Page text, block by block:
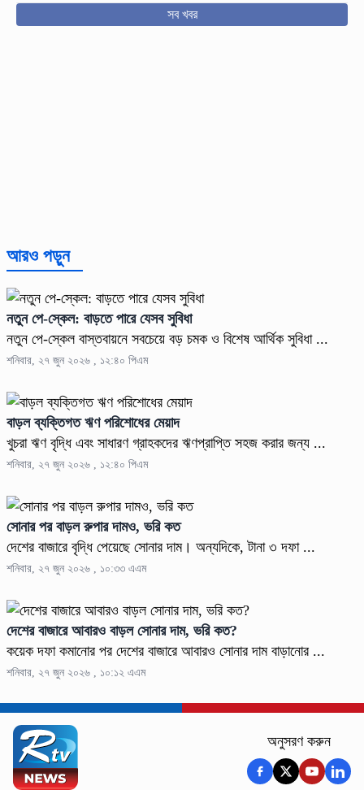
সব খবর
আরও পড়ুন
নতুন পে-স্কেল: বাড়তে পারে যেসব সুবিধা
নতুন পে-স্কেল বাস্তবায়নে সবচেয়ে বড় চমক ও বিশেষ আর্থিক সুবিধা ...
শনিবার, ২৭ জুন ২০২৬ , ১২:৪০ পিএম
বাড়ল ব্যক্তিগত ঋণ পরিশোধের মেয়াদ
খুচরা ঋণ বৃদ্ধি এবং সাধারণ গ্রাহকদের ঋণপ্রাপ্তি সহজ করার জন্য ...
শনিবার, ২৭ জুন ২০২৬ , ১২:৪০ পিএম
সোনার পর বাড়ল রুপার দামও, ভরি কত
দেশের বাজারে বৃদ্ধি পেয়েছে সোনার দাম। অন্যদিকে, টানা ৩ দফা ...
শনিবার, ২৭ জুন ২০২৬ , ১০:৩৩ এএম
দেশের বাজারে আবারও বাড়ল সোনার দাম, ভরি কত?
কয়েক দফা কমানোর পর দেশের বাজারে আবারও সোনার দাম বাড়ানোর ...
শনিবার, ২৭ জুন ২০২৬ , ১০:১২ এএম
অনুসরণ করুন